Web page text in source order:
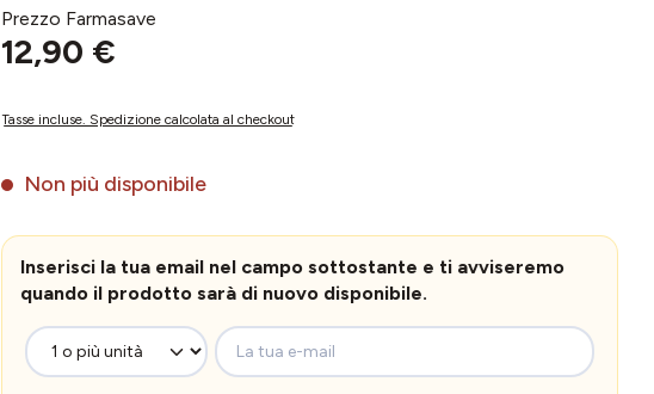
Prezzo Farmasave
12,90 €
Tasse incluse. Spedizione calcolata al checkout
Non più disponibile
Inserisci la tua email nel campo sottostante e ti avviseremo
quando il prodotto sarà di nuovo disponibile.
La tua e-mail